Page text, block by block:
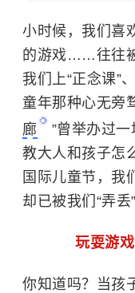
小时候，我们喜
的游戏……往往被
我们上“正念课”
童年那种心无旁
廊
”曾举办过
教大人和孩子怎
国际儿童节，我
却已被我们“弄丢
玩耍游戏
你知道吗？ 当孩